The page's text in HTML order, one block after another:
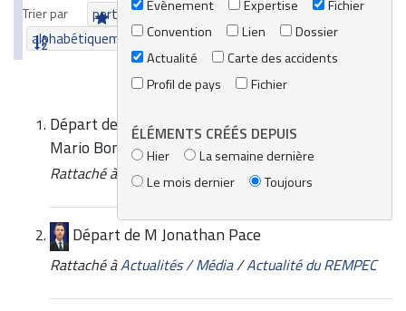
Evènement
Expertise
Fichier
Convention
Lien
Dossier
Actualité
Carte des accidents
Profil de pays
Fichier
ÉLÉMENTS CRÉÉS DEPUIS
Hier
La semaine dernière
Le mois dernier
Toujours
Trier par pertinence
date (le plus récent en premier)
alphabétiquement
Départ de Frédéric Hébert, Francesca Borg et
Mario Bonello
Rattaché à Actualités / Média Actualité du REMPEC
Départ de M Jonathan Pace
Rattaché àActualités / Média/Actualité du REMPEC